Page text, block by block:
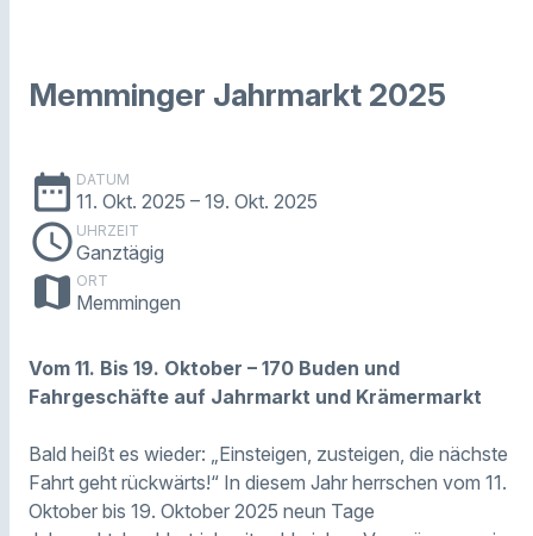
Memminger Jahrmarkt 2025
date_range DATUM
11. Okt. 2025 – 19. Okt. 2025
schedule UHRZEIT
Ganztägig
map ORT
Memmingen
Vom 11. Bis 19. Oktober – 170 Buden und
Fahrgeschäfte auf Jahrmarkt und Krämermarkt
Bald heißt es wieder: „Einsteigen, zusteigen, die nächste
Fahrt geht rückwärts!“ In diesem Jahr herrschen vom 11.
Oktober bis 19. Oktober 2025 neun Tage